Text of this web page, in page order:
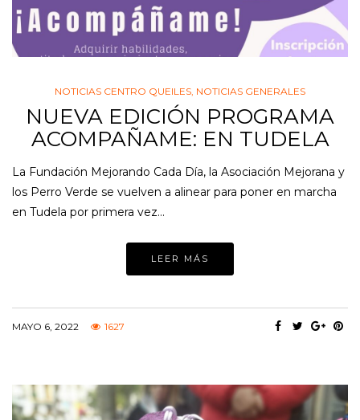
NOTICIAS CENTRO QUEILES, NOTICIAS GENERALES
NUEVA EDICIÓN PROGRAMA
ACOMPAÑAME: EN TUDELA
La Fundación Mejorando Cada Día, la Asociación Mejorana y
los Perro Verde se vuelven a alinear para poner en marcha
en Tudela por primera vez…
LEER MÁS
MAYO 6, 2022 1627